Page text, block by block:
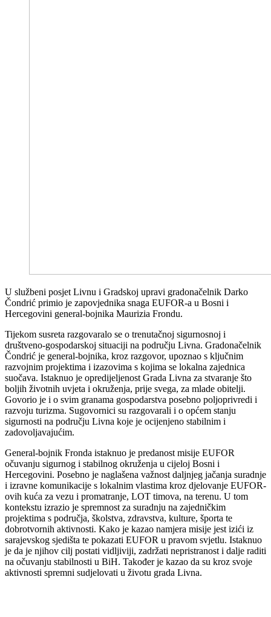
U službeni posjet Livnu i Gradskoj upravi gradonačelnik Darko
Čondrić primio je zapovjednika snaga EUFOR-a u Bosni i
Hercegovini general-bojnika Maurizia Frondu.
Tijekom susreta razgovaralo se o trenutačnoj sigurnosnoj i
društveno-gospodarskoj situaciji na području Livna. Gradonačelnik
Čondrić je general-bojnika, kroz razgovor, upoznao s ključnim
razvojnim projektima i izazovima s kojima se lokalna zajednica
suočava. Istaknuo je opredijeljenost Grada Livna za stvaranje što
boljih životnih uvjeta i okruženja, prije svega, za mlade obitelji.
Govorio je i o svim granama gospodarstva posebno poljoprivredi i
razvoju turizma. Sugovornici su razgovarali i o općem stanju
sigurnosti na području Livna koje je ocijenjeno stabilnim i
zadovoljavajućim.
General-bojnik Fronda istaknuo je predanost misije EUFOR
očuvanju sigurnog i stabilnog okruženja u cijeloj Bosni i
Hercegovini. Posebno je naglašena važnost daljnjeg jačanja suradnje
i izravne komunikacije s lokalnim vlastima kroz djelovanje EUFOR-
ovih kuća za vezu i promatranje, LOT timova, na terenu. U tom
kontekstu izrazio je spremnost za suradnju na zajedničkim
projektima s područja, školstva, zdravstva, kulture, športa te
dobrotvornih aktivnosti. Kako je kazao namjera misije jest izići iz
sarajevskog sjedišta te pokazati EUFOR u pravom svjetlu. Istaknuo
je da je njihov cilj postati vidljiviji, zadržati nepristranost i dalje raditi
na očuvanju stabilnosti u BiH. Također je kazao da su kroz svoje
aktivnosti spremni sudjelovati u životu grada Livna.